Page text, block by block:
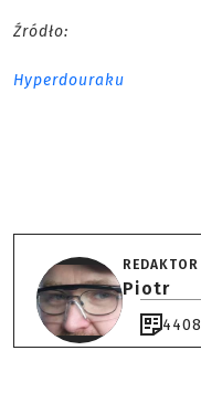
Źródło:
Hyperdouraku
REDAKTOR
Piotr
4408